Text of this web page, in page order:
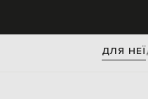
ДЛЯ НЕЇ